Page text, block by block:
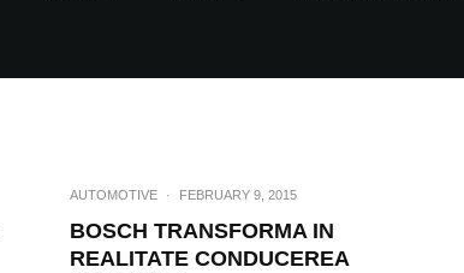
AUTOMOTIVE · FEBRUARY 9, 2015
BOSCH TRANSFORMA IN
REALITATE CONDUCEREA